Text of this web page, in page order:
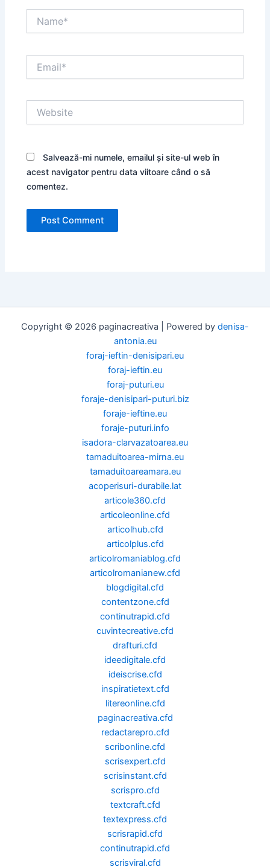
Salvează-mi numele, emailul și site-ul web în
acest navigator pentru data viitoare când o să
comentez.
Copyright © 2026 paginacreativa | Powered by denisa-
antonia.eu
foraj-ieftin-denisipari.eu
foraj-ieftin.eu
foraj-puturi.eu
foraje-denisipari-puturi.biz
foraje-ieftine.eu
foraje-puturi.info
isadora-clarvazatoarea.eu
tamaduitoarea-mirna.eu
tamaduitoareamara.eu
acoperisuri-durabile.lat
articole360.cfd
articoleonline.cfd
articolhub.cfd
articolplus.cfd
articolromaniablog.cfd
articolromanianew.cfd
blogdigital.cfd
contentzone.cfd
continutrapid.cfd
cuvintecreative.cfd
drafturi.cfd
ideedigitale.cfd
ideiscrise.cfd
inspiratietext.cfd
litereonline.cfd
paginacreativa.cfd
redactarepro.cfd
scribonline.cfd
scrisexpert.cfd
scrisinstant.cfd
scrispro.cfd
textcraft.cfd
textexpress.cfd
scrisrapid.cfd
continutrapid.cfd
scrisviral.cfd